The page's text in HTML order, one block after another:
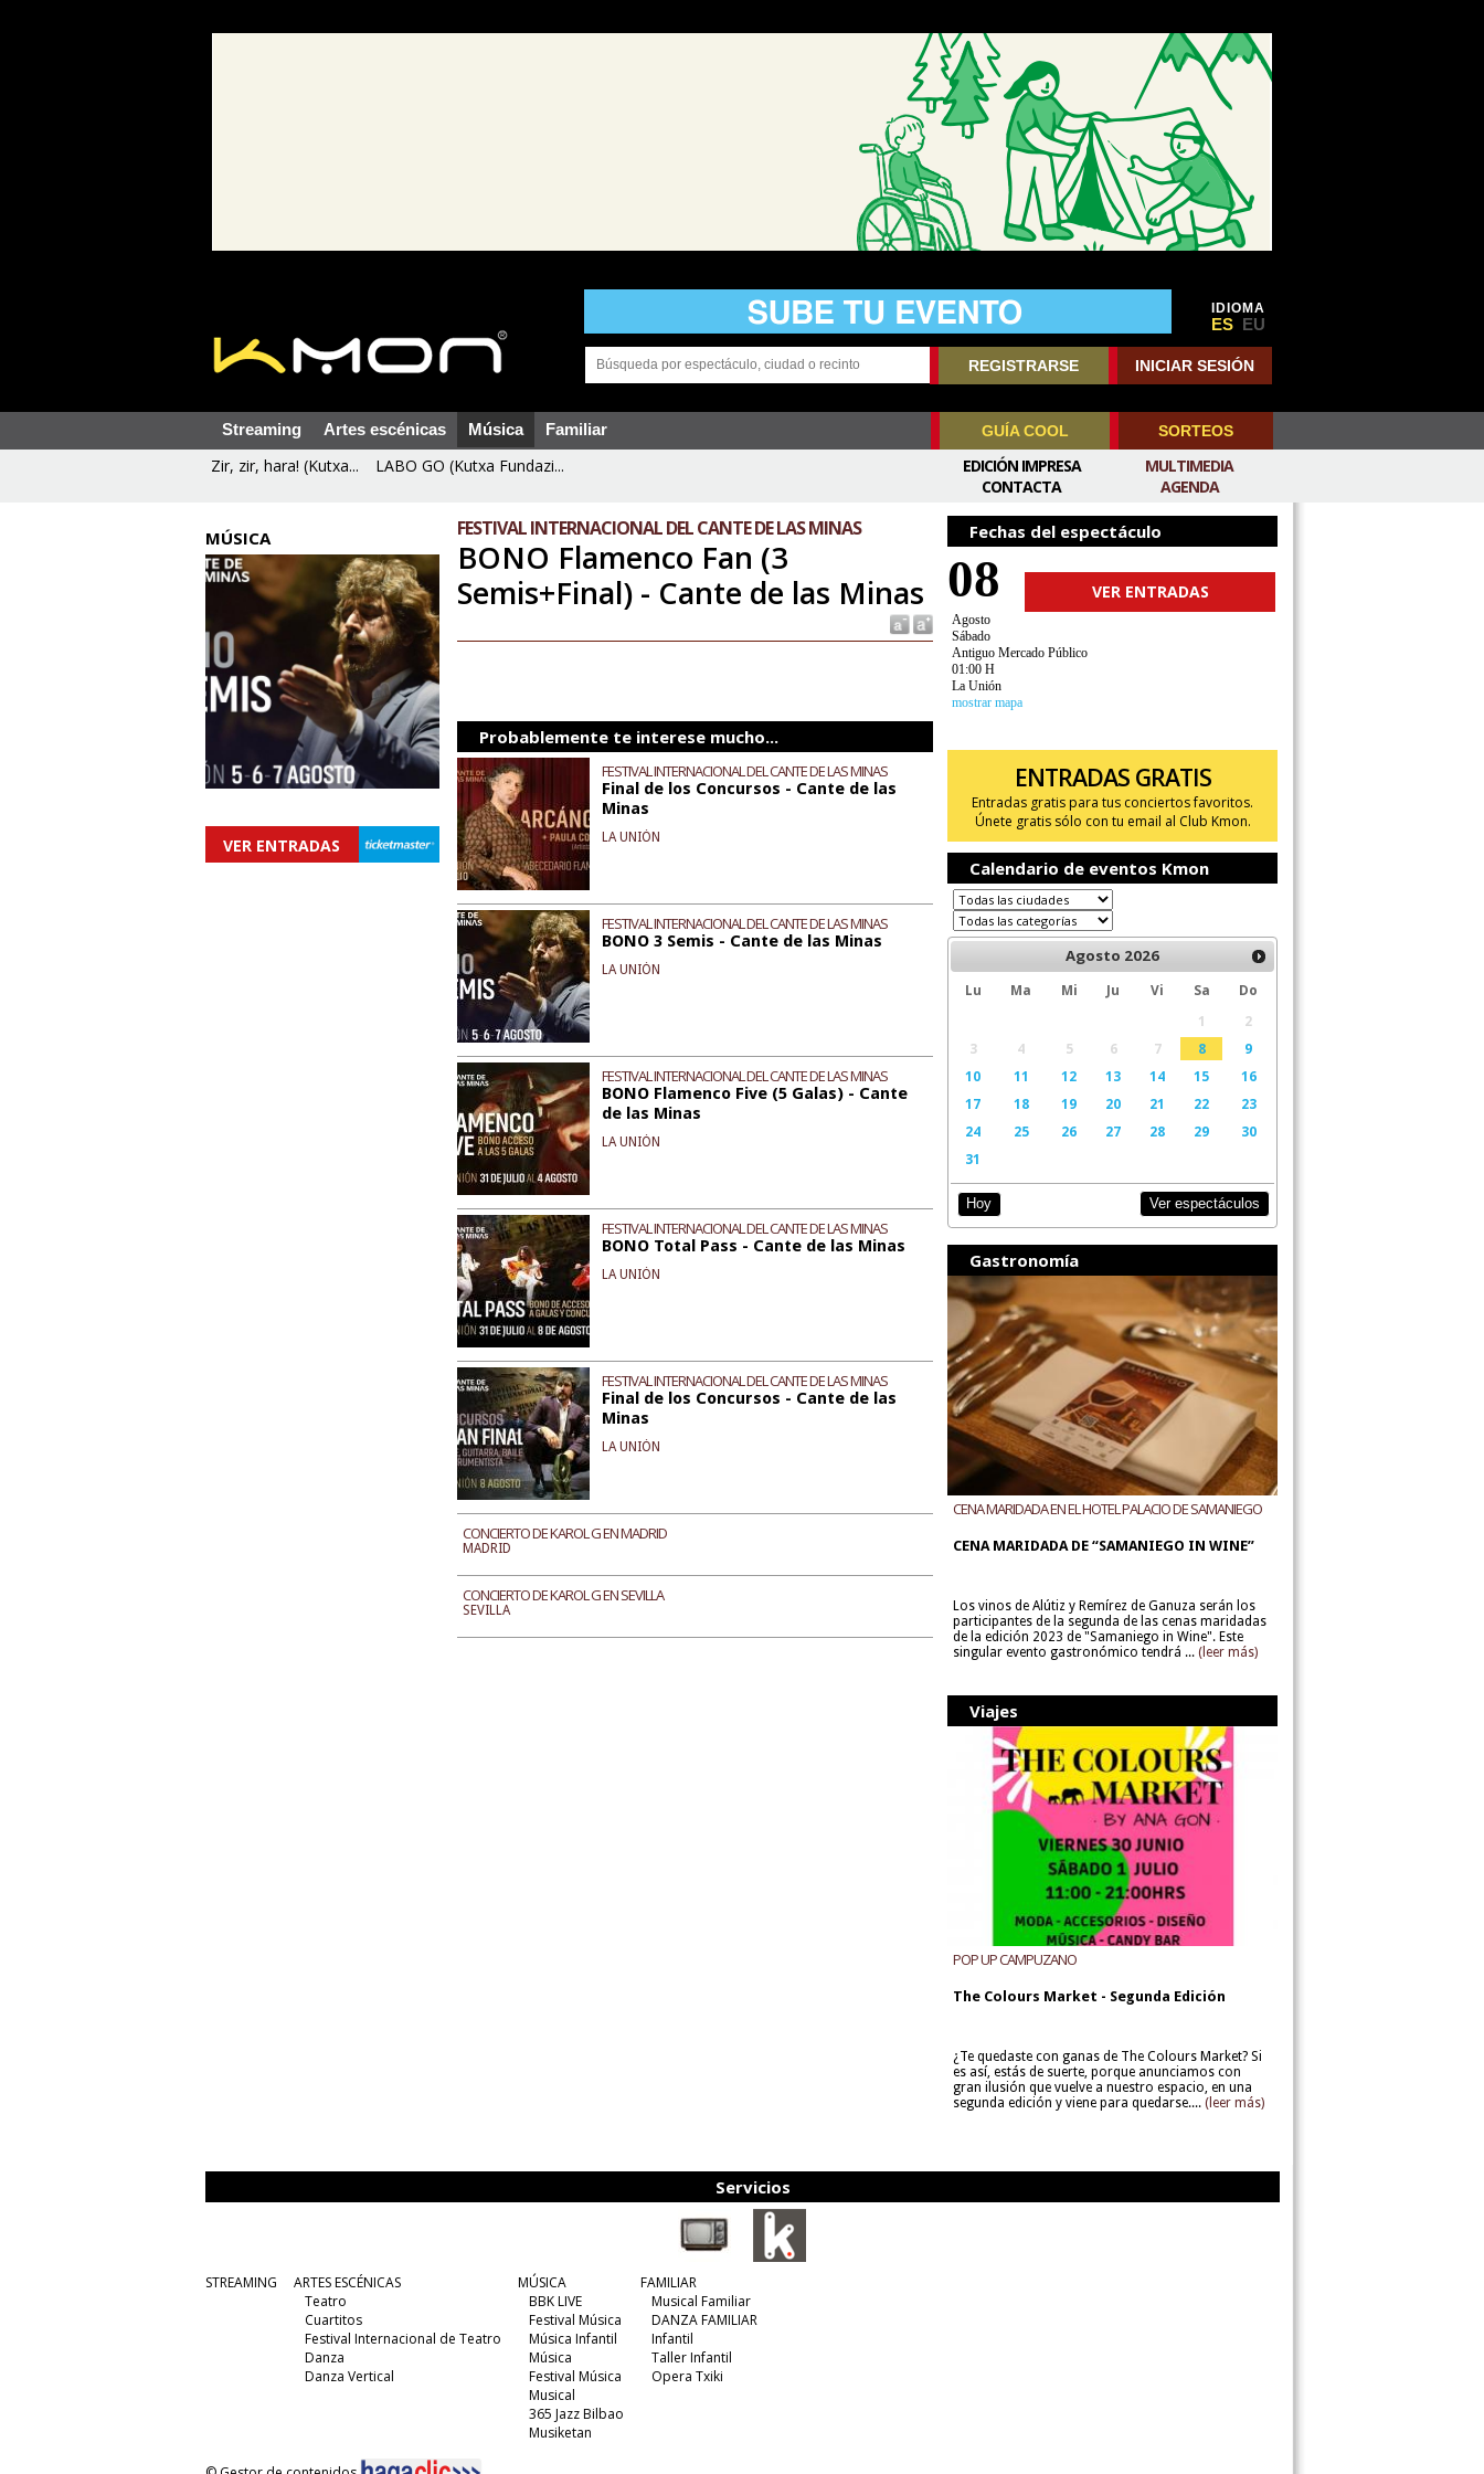
IDIOMA
ES EU
REGISTRARSE INICIAR SESIÓN
Streaming Artes escénicas Música Familiar GUÍA COOL SORTEOS
Zir, zir, hara! (Kutxa... LABO GO (Kutxa Fundazi...
MULTIMEDIA
AGENDA
EDICIÓN IMPRESA
CONTACTA
MÚSICA
VER ENTRADAS
FESTIVAL INTERNACIONAL DEL CANTE DE LAS MINAS
BONO Flamenco Fan (3
Semis+Final) - Cante de las Minas
Probablemente te interese mucho...
FESTIVAL INTERNACIONAL DEL CANTE DE LAS MINAS
Final de los Concursos - Cante de las
Minas
LA UNIÓN
FESTIVAL INTERNACIONAL DEL CANTE DE LAS MINAS
BONO 3 Semis - Cante de las Minas
LA UNIÓN
FESTIVAL INTERNACIONAL DEL CANTE DE LAS MINAS
BONO Flamenco Five (5 Galas) - Cante
de las Minas
LA UNIÓN
FESTIVAL INTERNACIONAL DEL CANTE DE LAS MINAS
BONO Total Pass - Cante de las Minas
LA UNIÓN
FESTIVAL INTERNACIONAL DEL CANTE DE LAS MINAS
Final de los Concursos - Cante de las
Minas
LA UNIÓN
CONCIERTO DE KAROL G EN MADRID
MADRID
CONCIERTO DE KAROL G EN SEVILLA
SEVILLA
Fechas del espectáculo
08 VER ENTRADAS
Agosto
Sábado
Antiguo Mercado Público
01:00 H
La Unión
mostrar mapa
ENTRADAS GRATIS
Entradas gratis para tus conciertos favoritos.
Únete gratis sólo con tu email al Club Kmon.
Calendario de eventos Kmon
Agosto 2026
Lu Ma Mi Ju Vi Sa
Do
1
2
3
4 5 6 7 8
9
10
11 12 13 14 15
16
17
18 19 20 21 22
23
24
25 26 27 28 29
30
31
Hoy Ver espectáculos
Gastronomía
CENA MARIDADA EN EL HOTEL PALACIO DE SAMANIEGO
CENA MARIDADA DE “SAMANIEGO IN WINE”
Los vinos de Alútiz y Remírez de Ganuza serán los
participantes de la segunda de las cenas maridadas
de la edición 2023 de "Samaniego in Wine". Este
singular evento gastronómico tendrá ... (leer más)
Viajes
POP UP CAMPUZANO
The Colours Market - Segunda Edición
¿Te quedaste con ganas de The Colours Market? Si
es así, estás de suerte, porque anunciamos con
gran ilusión que vuelve a nuestro espacio, en una
segunda edición y viene para quedarse.... (leer más)
Servicios
STREAMING
ARTES ESCÉNICAS
Teatro
Cuartitos
Festival Internacional de Teatro
Danza
Danza Vertical
MÚSICA
BBK LIVE
Festival Música
Música Infantil
Música
Festival Música
Musical
365 Jazz Bilbao
Musiketan
FAMILIAR
Musical Familiar
DANZA FAMILIAR
Infantil
Taller Infantil
Opera Txiki